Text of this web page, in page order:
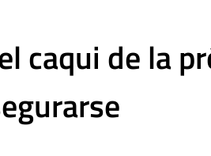
caqui de la